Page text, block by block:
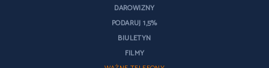
DAROWIZNY
PODARUJ 1,5%
BIULETYN
FILMY